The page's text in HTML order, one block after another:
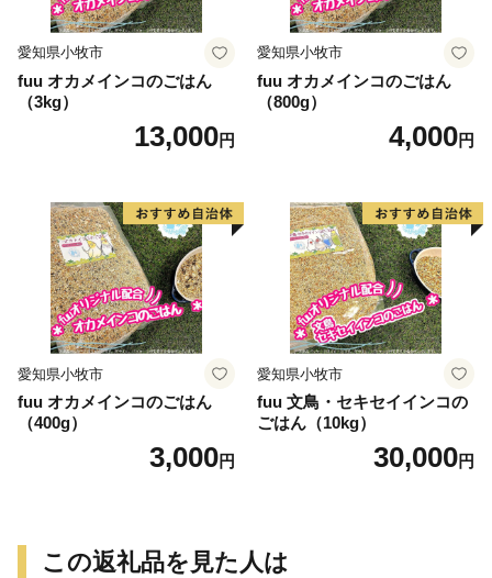
愛知県小牧市
fuu オカメインコのごはん
（3kg）
13,000円
愛知県小牧市
fuu オカメインコのごはん
（800g）
4,000円
愛知県小牧市
fuu オカメインコのごはん
（400g）
3,000円
愛知県小牧市
fuu 文鳥・セキセイインコの
ごはん（10kg）
30,000円
この返礼品を見た人は